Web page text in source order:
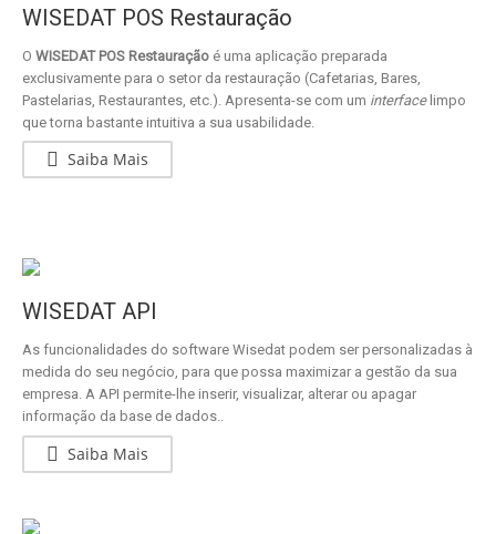
WISEDAT POS Restauração
O WISEDAT POS Restauração é uma aplicação preparada
exclusivamente para o setor da restauração (Cafetarias, Bares,
Pastelarias, Restaurantes, etc.). Apresenta-se com um interfacelimpo
que torna bastante intuitiva a sua usabilidade.
Saiba Mais
WISEDAT API
As funcionalidades do software Wisedat podem ser personalizadas à
medida do seu negócio, para que possa maximizar a gestão da sua
empresa. A API permite-lhe inserir, visualizar, alterar ou apagar
informação da base de dados..
Saiba Mais